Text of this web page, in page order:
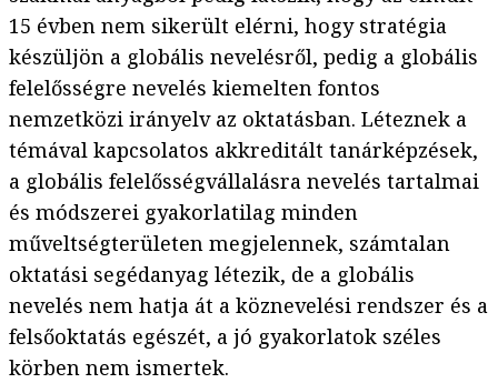
15 évben nem sikerült elérni, hogy stratégia
készüljön a globális nevelésről, pedig a globális
felelősségre nevelés kiemelten fontos
nemzetközi irányelv az oktatásban. Léteznek a
témával kapcsolatos akkreditált tanárképzések,
a globális felelősségvállalásra nevelés tartalmai
és módszerei gyakorlatilag minden
műveltségterületen megjelennek, számtalan
oktatási segédanyag létezik, de a globális
nevelés nem hatja át a köznevelési rendszer és a
felsőoktatás egészét, a jó gyakorlatok széles
körben nem ismertek.